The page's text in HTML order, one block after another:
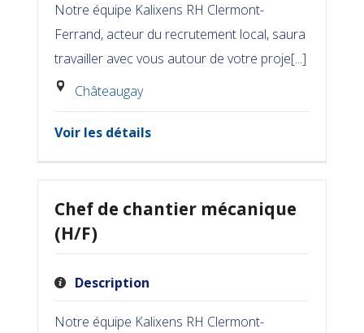
Notre équipe Kalixens RH Clermont-
Ferrand, acteur du recrutement local, saura
travailler avec vous autour de votre proje[...]
Châteaugay
Voir les détails
Chef de chantier mécanique
(H/F)
Description
Notre équipe Kalixens RH Clermont-